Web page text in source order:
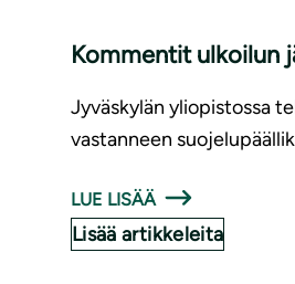
Kommentit ulkoilun
Jyväskylän yliopistossa
vastanneen
LUE LISÄÄ
Lisää artikkeleita